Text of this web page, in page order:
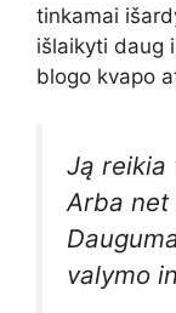
tinkamai
išlaikyti daug
blogo kvapo
Ją reikia
Arba net
valymo